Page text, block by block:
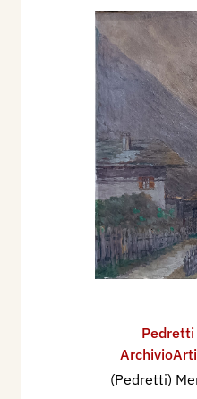
(Pedretti)